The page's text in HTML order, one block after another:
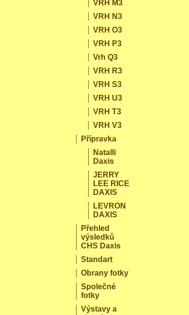
VRH M3
VRH N3
VRH O3
VRH P3
Vrh Q3
VRH R3
VRH S3
VRH U3
VRH T3
VRH V3
Přípravka
Natalli
Daxis
JERRY
LEE RICE
DAXIS
LEVRON
DAXIS
Přehled
výsledků
CHS Daxis
Standart
Obrany fotky
Společné
fotky
Výstavy a